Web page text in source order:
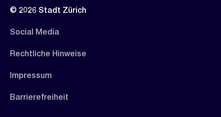
© 2026 Stadt Zürich
Social Media
Rechtliche Hinweise
Impressum
Barrierefreiheit